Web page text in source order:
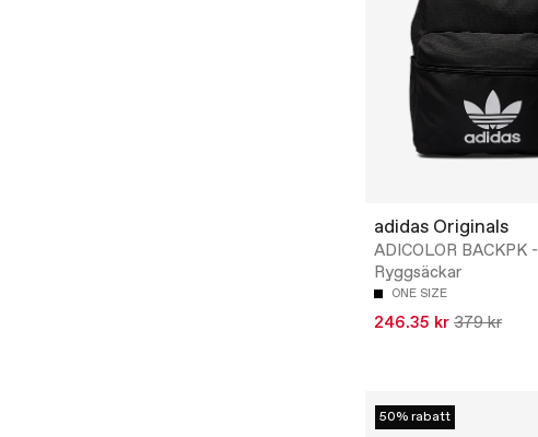
adidas Originals
ADICOLOR BACKPK -
Ryggsäckar
ONE SIZE
246.35 kr 379 kr
50% rabatt